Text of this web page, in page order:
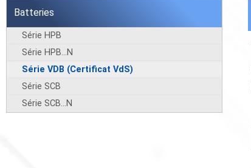
Batteries
Série HPB
Série HPB...N
Série VDB (Certificat VdS)
Série SCB
Série SCB...N